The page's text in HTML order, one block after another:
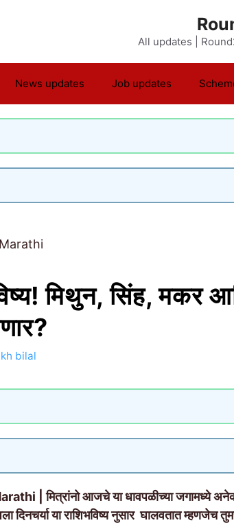
All updates |
News updates Job updates
मिथुन, सिंह, मकर
bilal
| मित्रांनो आजचे या धावपळीच्या जगामध्ये अनेक
दिनचर्या या राशिभविष्य नुसार घालवतात म्हणजेच